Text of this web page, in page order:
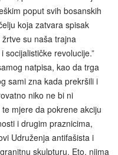
poput svih bosanskih
koja zatvara spisak
su naša trajna
socijalističke revolucije.”
natpisa, kao da trga
sami zna kada prekršili i
niko ne bi ni
mjere da pokrene akciju
i drugim praznicima,
Udruženja antifašista i
skulpturu. Eto, njima